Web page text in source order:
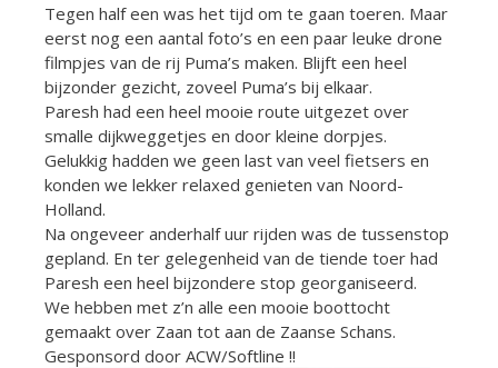
Tegen half een was het tijd om te gaan toeren. Maar
eerst nog een aantal foto’s en een paar leuke drone
filmpjes van de rij Puma’s maken. Blijft een heel
bijzonder gezicht, zoveel Puma’s bij elkaar.
Paresh had een heel mooie route uitgezet over
smalle dijkweggetjes en door kleine dorpjes.
Gelukkig hadden we geen last van veel fietsers en
konden we lekker relaxed genieten van Noord-
Holland.
Na ongeveer anderhalf uur rijden was de tussenstop
gepland. En ter gelegenheid van de tiende toer had
Paresh een heel bijzondere stop georganiseerd.
We hebben met z’n alle een mooie boottocht
gemaakt over Zaan tot aan de Zaanse Schans.
Gesponsord door ACW/Softline !!